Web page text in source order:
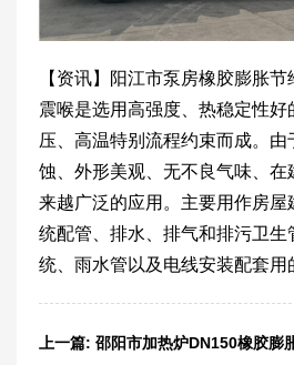
【资讯】阳江市泵房橡胶膨胀
震喉是选用高强度、热稳定性好
压、高温特别流程约束而成。
蚀、外形美观、无不良气味、在
来越广泛的应用。主要用作房屋
统配管、排水、排气和排污卫生
统、雨水管以及电线安装配套用
上一篇: 邵阳市加热炉DN150橡胶膨